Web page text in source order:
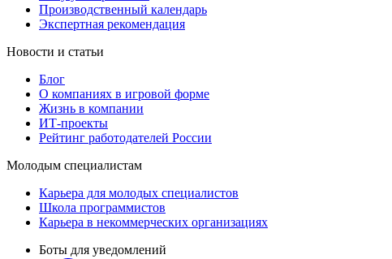
Производственный календарь
Экспертная рекомендация
Новости и статьи
Блог
О компаниях в игровой форме
Жизнь в компании
ИТ-проекты
Рейтинг работодателей России
Молодым специалистам
Карьера для молодых специалистов
Школа программистов
Карьера в некоммерческих организациях
Боты для уведомлений